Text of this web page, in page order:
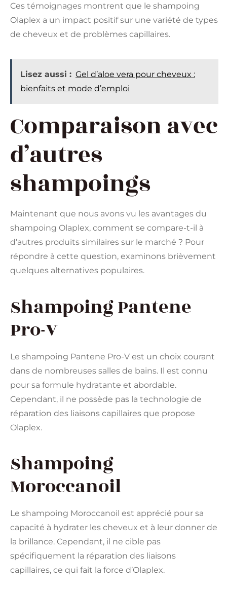
Ces témoignages montrent que le shampoing
Olaplex a un impact positif sur une variété de types
de cheveux et de problèmes capillaires.
Lisez aussi : Gel d’aloe vera pour cheveux :
bienfaits et mode d’emploi
Comparaison avec
d’autres
shampoings
Maintenant que nous avons vu les avantages du
shampoing Olaplex, comment se compare-t-il à
d’autres produits similaires sur le marché ? Pour
répondre à cette question, examinons brièvement
quelques alternatives populaires.
Shampoing Pantene
Pro-V
Le shampoing Pantene Pro-V est un choix courant
dans de nombreuses salles de bains. Il est connu
pour sa formule hydratante et abordable.
Cependant, il ne possède pas la technologie de
réparation des liaisons capillaires que propose
Olaplex.
Shampoing
Moroccanoil
Le shampoing Moroccanoil est apprécié pour sa
capacité à hydrater les cheveux et à leur donner de
la brillance. Cependant, il ne cible pas
spécifiquement la réparation des liaisons
capillaires, ce qui fait la force d’Olaplex.